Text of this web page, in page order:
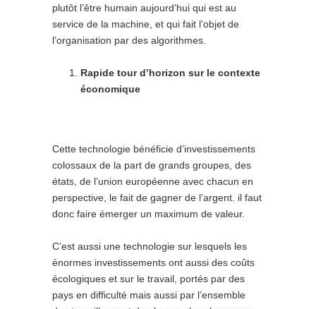
plutôt l’être humain aujourd’hui qui est au
service de la machine, et qui fait l’objet de
l’organisation par des algorithmes.
Rapide tour d’horizon sur le contexte
économique
Cette technologie bénéficie d’investissements
colossaux de la part de grands groupes, des
états, de l’union européenne avec chacun en
perspective, le fait de gagner de l’argent. il faut
donc faire émerger un maximum de valeur.
C’est aussi une technologie sur lesquels les
énormes investissements ont aussi des coûts
écologiques et sur le travail, portés par des
pays en difficulté mais aussi par l’ensemble